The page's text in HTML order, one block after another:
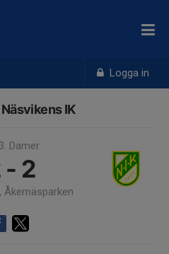
Logga in
IK
Damer
- 2
Åkernäsparken